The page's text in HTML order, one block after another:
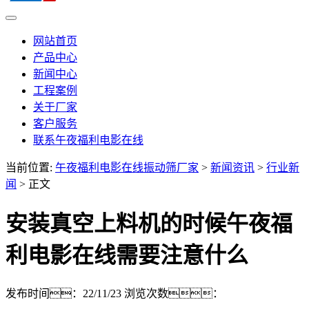
网站首页
产品中心
新闻中心
工程案例
关于厂家
客户服务
联系午夜福利电影在线
当前位置: 午夜福利电影在线振动筛厂家 > 新闻资讯 > 行业新
闻 > 正文
安装真空上料机的时候午夜福
利电影在线需要注意什么
发布时间：22/11/23 浏览次数：